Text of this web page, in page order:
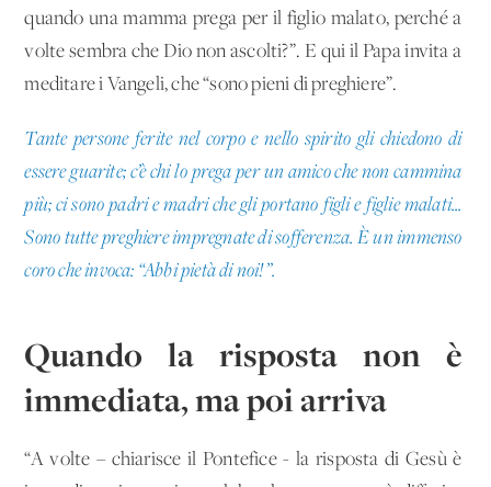
quando una mamma prega per il figlio malato, perché a
volte sembra che Dio non ascolti?”. E qui il Papa invita a
meditare i Vangeli, che “sono pieni di preghiere”.
Tante persone ferite nel corpo e nello spirito gli chiedono di
essere guarite; c’è chi lo prega per un amico che non cammina
più; ci sono padri e madri che gli portano figli e figlie malati...
Sono tutte preghiere impregnate di sofferenza. È un immenso
coro che invoca: “Abbi pietà di noi!”.
Quando la risposta non è
immediata, ma poi arriva
“A volte – chiarisce il Pontefice - la risposta di Gesù è